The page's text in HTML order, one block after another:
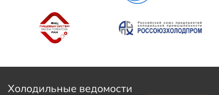
Холодильные ведомости